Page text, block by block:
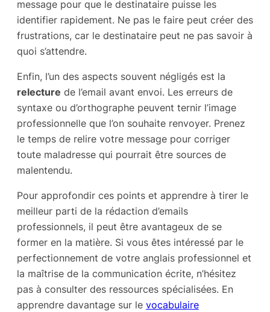
message pour que le destinataire puisse les
identifier rapidement. Ne pas le faire peut créer des
frustrations, car le destinataire peut ne pas savoir à
quoi s’attendre.
Enfin, l’un des aspects souvent négligés est la
relecture de l’email avant envoi. Les erreurs de
syntaxe ou d’orthographe peuvent ternir l’image
professionnelle que l’on souhaite renvoyer. Prenez
le temps de relire votre message pour corriger
toute maladresse qui pourrait être sources de
malentendu.
Pour approfondir ces points et apprendre à tirer le
meilleur parti de la rédaction d’emails
professionnels, il peut être avantageux de se
former en la matière. Si vous êtes intéressé par le
perfectionnement de votre anglais professionnel et
la maîtrise de la communication écrite, n’hésitez
pas à consulter des ressources spécialisées. En
apprendre davantage sur le vocabulaire